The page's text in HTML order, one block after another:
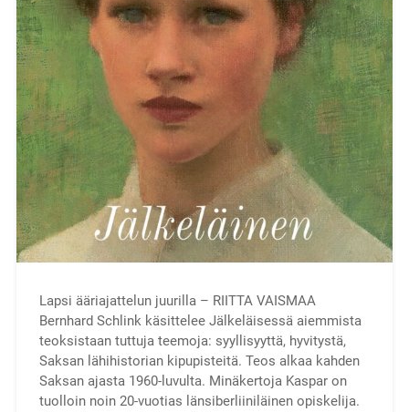
Lapsi ääriajattelun juurilla – RIITTA VAISMAA
Bernhard Schlink käsittelee Jälkeläisessä aiemmista
teoksistaan tuttuja teemoja: syyllisyyttä, hyvitystä,
Saksan lähihistorian kipupisteitä. Teos alkaa kahden
Saksan ajasta 1960-luvulta. Minäkertoja Kaspar on
tuolloin noin 20-vuotias länsiberliiniläinen opiskelija.